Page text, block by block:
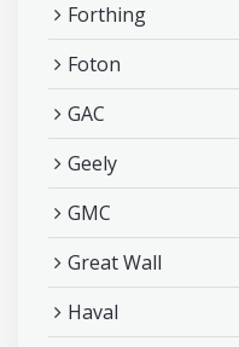
Forthing
Foton
GAC
Geely
GMC
Great Wall
Haval